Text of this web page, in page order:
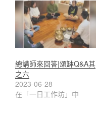
總講師來回答|頌缽Q&A其
之六
2023-06-28
在「一日工作坊」中